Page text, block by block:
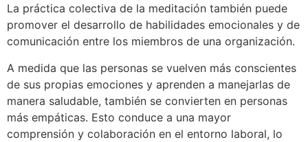
La práctica colectiva de la meditación también puede
promover el desarrollo de habilidades emocionales y de
comunicación entre los miembros de una organización.
A medida que las personas se vuelven más conscientes
de sus propias emociones y aprenden a manejarlas de
manera saludable, también se convierten en personas
más empáticas. Esto conduce a una mayor
comprensión y colaboración en el entorno laboral, lo